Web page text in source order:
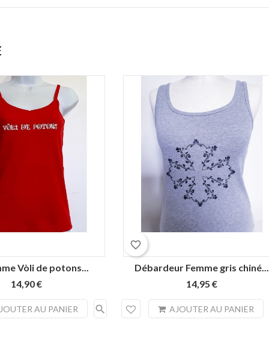
Vòli de potons...
14,90 €
AU PANIER search
favorite_border
Débardeur Femme gris chiné...
14,95 €
AJOUTER AU PANIER